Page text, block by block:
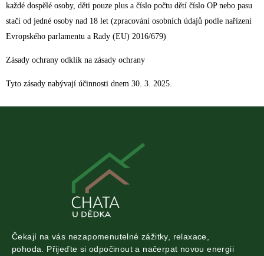
každé dospělé osoby, děti pouze plus a číslo počtu dětí číslo OP nebo pasu
stačí od jedné osoby nad 18 let (zpracování osobních údajů podle nařízení
Evropského parlamentu a Rady (EU) 2016/679)
Zásady ochrany odklik na zásady ochrany
Tyto zásady nabývají účinnosti dnem 30. 3. 2025.
Čekají na vás nezapomenutelné zážitky, relaxace,
pohoda. Přijeďte si odpočinout a načerpat novou energii